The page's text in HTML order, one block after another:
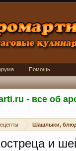
- все об
Шашлыки,
и
Помощь